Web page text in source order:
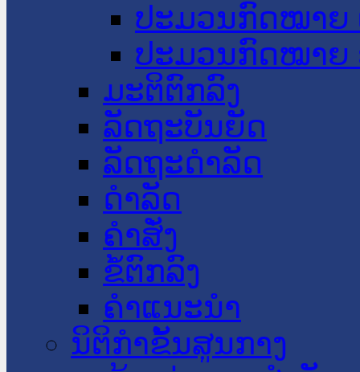
ປະມວນກົດໝາຍ
ປະມວນກົດໝາຍ
ມະຕິຕົກລົງ
ລັດຖະບັນຍັດ
ລັດຖະດໍາລັດ
ດໍາລັດ
ຄໍາສັ່ງ
ຂໍ້ຕົກລົງ
ຄໍາແນະນໍາ
ນິຕິກຳຂັ້ນສູນກາງ